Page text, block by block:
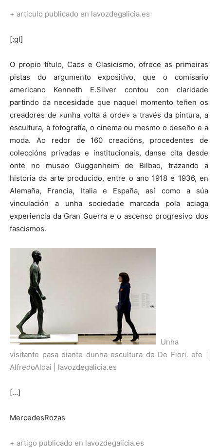
+ articulo publicado en lavozdegalicia.es
[:gl]
O propio título, Caos e Clasicismo, ofrece as primeiras
pistas do argumento expositivo, que o comisario
americano Kenneth E.Silver contou con claridade
partindo da necesidade que naquel momento teñen os
creadores de «unha volta á orde» a través da pintura, a
escultura, a fotografía, o cinema ou mesmo o deseño e a
moda. Ao redor de 160 creacións, procedentes de
coleccións privadas e institucionais, danse cita desde
onte no museo Guggenheim de Bilbao, trazando a
historia da arte producido, entre o ano 1918 e 1936, en
Alemaña, Francia, Italia e España, así como a súa
vinculación a unha sociedade marcada pola aciaga
experiencia da Gran Guerra e o ascenso progresivo dos
fascismos.
Unha
visitante pasa diante dunha escultura de De Fiori. efe |
AlfredoAldai | lavozdegalicia.es
[…]
MercedesRozas
+ artigo publicado en lavozdegalicia.es